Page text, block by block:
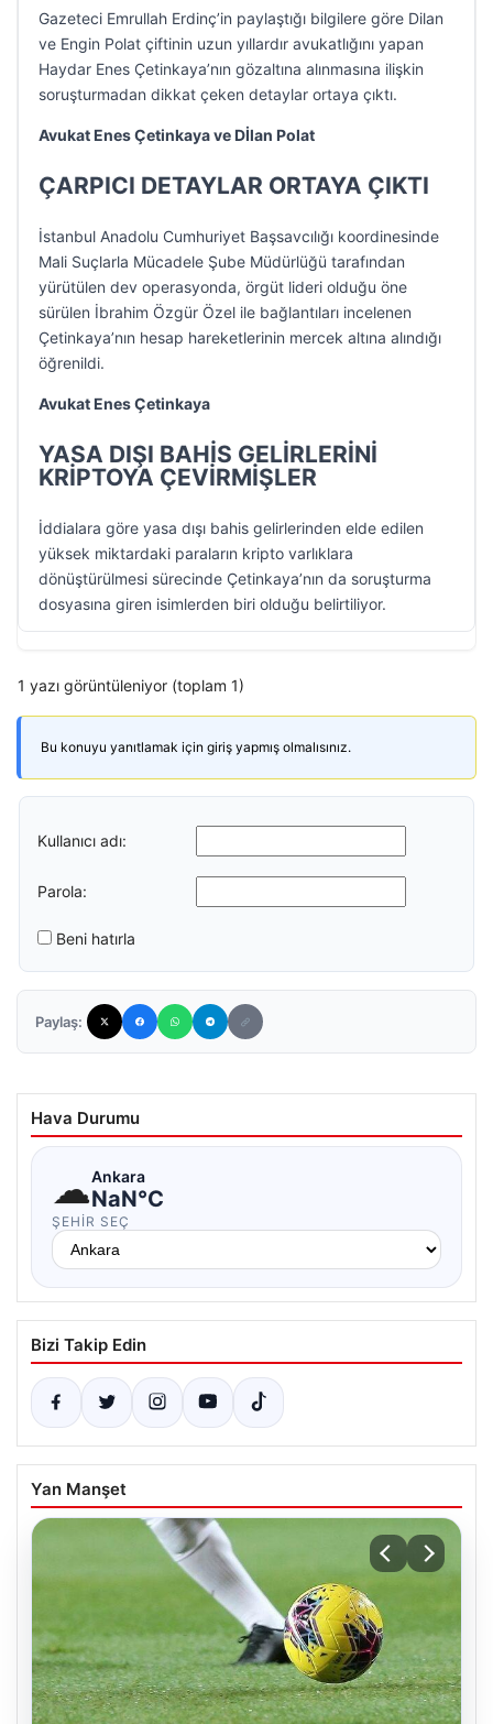
Gazeteci Emrullah Erdinç’in paylaştığı bilgilere göre Dilan
ve Engin Polat çiftinin uzun yıllardır avukatlığını yapan
Haydar Enes Çetinkaya’nın gözaltına alınmasına ilişkin
soruşturmadan dikkat çeken detaylar ortaya çıktı.
Avukat Enes Çetinkaya ve Dİlan Polat
ÇARPICI DETAYLAR ORTAYA ÇIKTI
İstanbul Anadolu Cumhuriyet Başsavcılığı koordinesinde
Mali Suçlarla Mücadele Şube Müdürlüğü tarafından
yürütülen dev operasyonda, örgüt lideri olduğu öne
sürülen İbrahim Özgür Özel ile bağlantıları incelenen
Çetinkaya’nın hesap hareketlerinin mercek altına alındığı
öğrenildi.
Avukat Enes Çetinkaya
YASA DIŞI BAHİS GELİRLERİNİ
KRİPTOYA ÇEVİRMİŞLER
İddialara göre yasa dışı bahis gelirlerinden elde edilen
yüksek miktardaki paraların kripto varlıklara
dönüştürülmesi sürecinde Çetinkaya’nın da soruşturma
dosyasına giren isimlerden biri olduğu belirtiliyor.
1 yazı görüntüleniyor (toplam 1)
Bu konuyu yanıtlamak için giriş yapmış olmalısınız.
Kullanıcı adı:
Parola:
Beni hatırla
Paylaş:
Hava Durumu
☁Ankara
NaN°C
ŞEHIR SEÇ
Bizi Takip Edin
Yan Manşet